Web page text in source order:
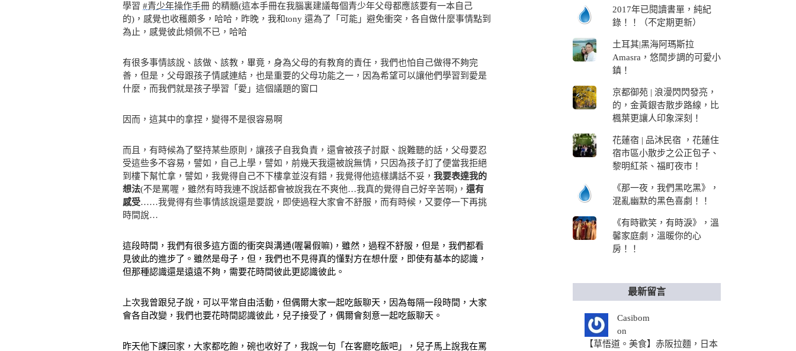
學習 #青少年操作手冊 的精髓(這本手冊在我腦裏建議每個青少年父母都應該要有一本自己
的)，感覺也收穫頗多，哈哈，昨晚，我和tony 還為了「可能」避免衝突，各自做什麼事情點到
為止，感覺彼此傾佩不已，哈哈
有很多事情該說、該做、該教，畢竟，身為父母的有教育的責任，我們也怕自己做得不夠完
善，但是，父母跟孩子情感連結，也是重要的父母功能之一，因為希望可以讓他們學習到愛是
什麼，而我們就是孩子學習「愛」這個議題的窗口
因而，這其中的拿捏，變得不是很容易啊
而且，有時候為了堅持某些原則，讓孩子自我負責，還會被孩子討厭、說難聽的話，父母要忍
受這些多不容易，譬如，自己上學，譬如，前幾天我還被說無情，只因為孩子訂了便當我拒絕
到樓下幫忙拿，譬如，我覺得自己不下樓拿並沒有錯，我覺得他這樣講話不妥， 我要表達我的
想法(不是罵喔，雖然有時我連不說話都會被說我在不爽他…我真的覺得自己好辛苦啊)， 還有
感受……我覺得有些事情該說還是要說，即使過程大家會不舒服，而有時候，又要停一下再挑
時間說…
這段時間，我們有很多這方面的衝突與溝通(喔暑假嘛)，雖然，過程不舒服，但是，我們都看
見彼此的進步了。 雖然是母子，但，我們也不見得真的懂對方在想什麼，即使有基本的認識，
但那種認識還是遠遠不夠，需要花時間彼此更認識彼此。
上次我曾跟兒子說，可以平常自由活動，但偶爾大家一起吃飯聊天，因為每隔一段時間，大家
會各自改變，我們也要花時間認識彼此，兒子接受了，偶爾會刻意一起吃飯聊天。
昨天他下課回家，大家都吃飽，碗也收好了，我說一句「在客廳吃飯吧」，兒子馬上說我在罵
2017年已閱讀書單，純紀
錄！！（不定期更新）
土耳其|黑海阿瑪斯拉
Amasra，悠閒步調的可愛小
鎮！
京都御苑 | 浪漫閃閃發亮，
的，金黃銀杏散步路線，比
楓葉更讓人印象深刻！
花蓮宿 | 品沐民宿 ，花蓮住
宿市區小散步之公正包子、
黎明紅茶、福町夜市！
《那一夜，我們黑吃黑》，
混亂幽默的黑色喜劇！！
《有時歡笑，有時淚》，溫
馨家庭劇，溫暖你的心
房！！
最新留言
Casibom
on
【草悟道。美食】赤阪拉麵，日本